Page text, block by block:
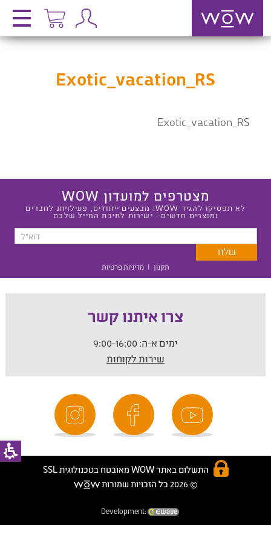
Exotic_vacation_RS
Exotic_vacation_RS
מצטרפים למועדון WOW
לא תפסיקו להגיד WOW! מבצעים ייחודים, פעילויות לחברים
ומוצרים חדשים - ישירות לתיבת המייל שלכם
תקנון | מדיניות פרטיות
צרו איתנו קשר
ימים א-ה:
שירות לקוחות
התשלום באתר WOW מאובטח בטכנולוגית SSL
© 2026 כל הזכויות שמורות
Development: